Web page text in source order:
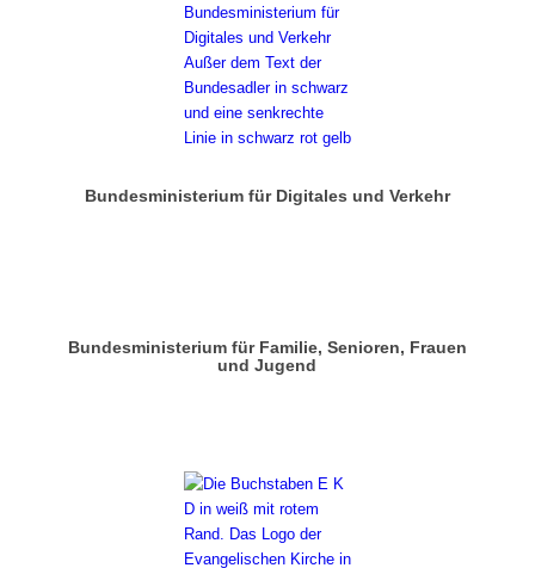
Bundesministerium für Digitales und Verkehr
Bundesministerium für Familie, Senioren, Frauen
und Jugend